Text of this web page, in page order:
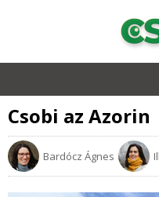
Csobi az Azorin
Bardócz Ágnes